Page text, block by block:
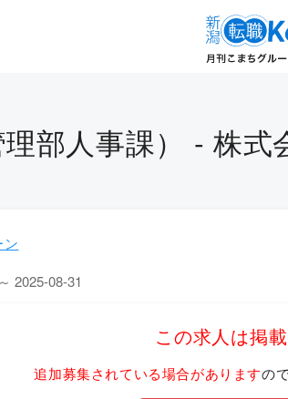
理部人事課） - 株
2025-08-31
この求人は掲
追加募集されている場合がありますの